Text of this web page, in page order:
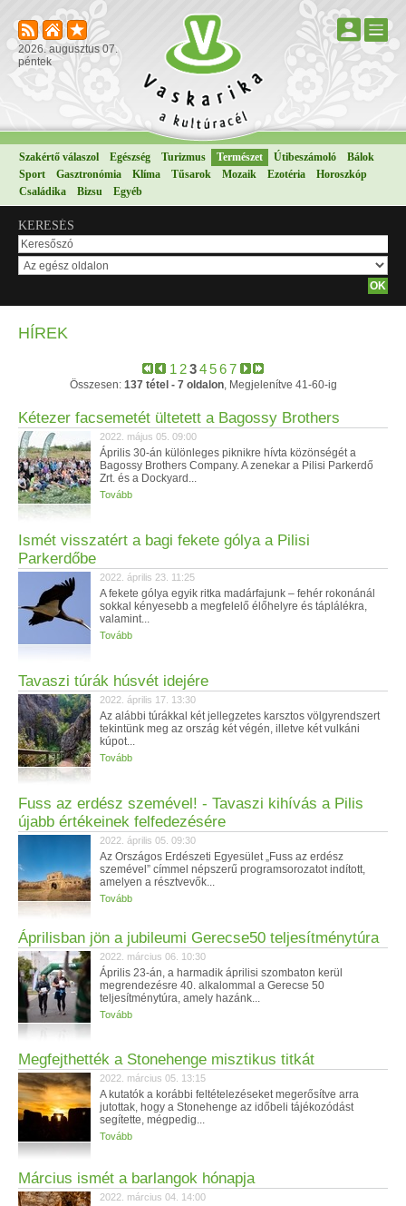
2026. augusztus 07.
péntek
Szakértő válaszol Egészség Turizmus Természet Útibeszámoló
Bálok
Sport
Gasztronómia Klíma Tűsarok Mozaik Ezotéria
Horoszkóp
Családika
Bizsu Egyéb
KERESÉS
HÍREK
1 234567
Összesen: 137 tétel - 7 oldalon, Megjelenítve 41-60-ig
Kétezer facsemetét ültetett a Bagossy Brothers
2022. május 05. 09:00
Április 30-án különleges piknikre hívta közönségét a
Bagossy Brothers Company. A zenekar a Pilisi Parkerdő
Zrt. és a Dockyard...
Tovább
Ismét visszatért a bagi fekete gólya a Pilisi
Parkerdőbe
2022. április 23. 11:25
A fekete gólya egyik ritka madárfajunk – fehér rokonánál
sokkal kényesebb a megfelelő élőhelyre és táplálékra,
valamint...
Tovább
​Tavaszi túrák húsvét idejére
2022. április 17. 13:30
Az alábbi túrákkal két jellegzetes karsztos völgyrendszert
tekintünk meg az ország két végén, illetve két vulkáni
kúpot...
Tovább
Fuss az erdész szemével! - Tavaszi kihívás a Pilis
újabb értékeinek felfedezésére
2022. április 05. 09:30
Az Országos Erdészeti Egyesület „Fuss az erdész
szemével” címmel népszerű programsorozatot indított,
amelyen a résztvevők...
Tovább
Áprilisban jön a jubileumi Gerecse50 teljesítménytúra
2022. március 06. 10:30
Április 23-án, a harmadik áprilisi szombaton kerül
megrendezésre 40. alkalommal a Gerecse 50
teljesítménytúra, amely hazánk...
Tovább
Megfejthették a Stonehenge misztikus titkát
2022. március 05. 13:15
A kutatók a korábbi feltételezéseket megerősítve arra
jutottak, hogy a Stonehenge az időbeli tájékozódást
segítette, mégpedig...
Tovább
Március ismét a barlangok hónapja
2022. március 04. 14:00